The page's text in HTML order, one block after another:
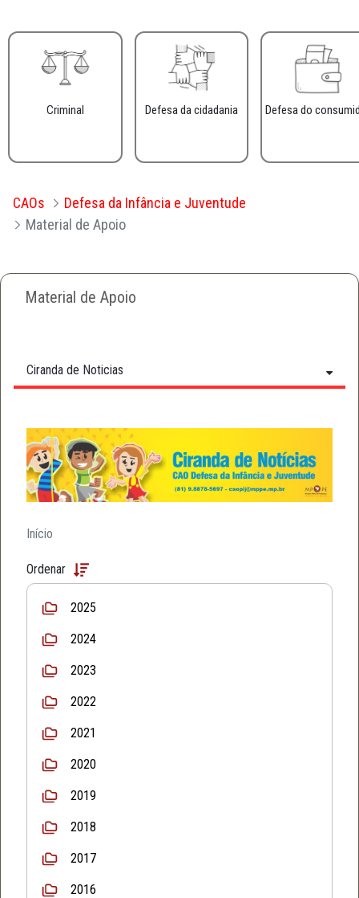
Criminal Defesa da cidadania Defesa do
CAOs
Defesa da Infância e Juventude
Material de Apoio
Material de Apoio
Ciranda de Noticias
Início
Ordenar
2025
2024
2023
2022
2021
2020
2019
2018
2017
2016